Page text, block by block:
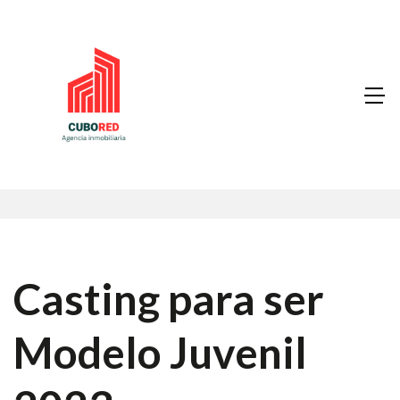
Casting para ser
Modelo Juvenil